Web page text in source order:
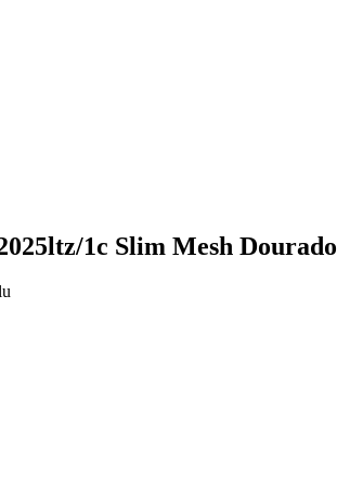
1c Slim Mesh Dourado